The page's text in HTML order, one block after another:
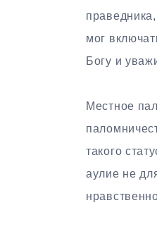
мог
Богу и
Местное
такого
аулие не